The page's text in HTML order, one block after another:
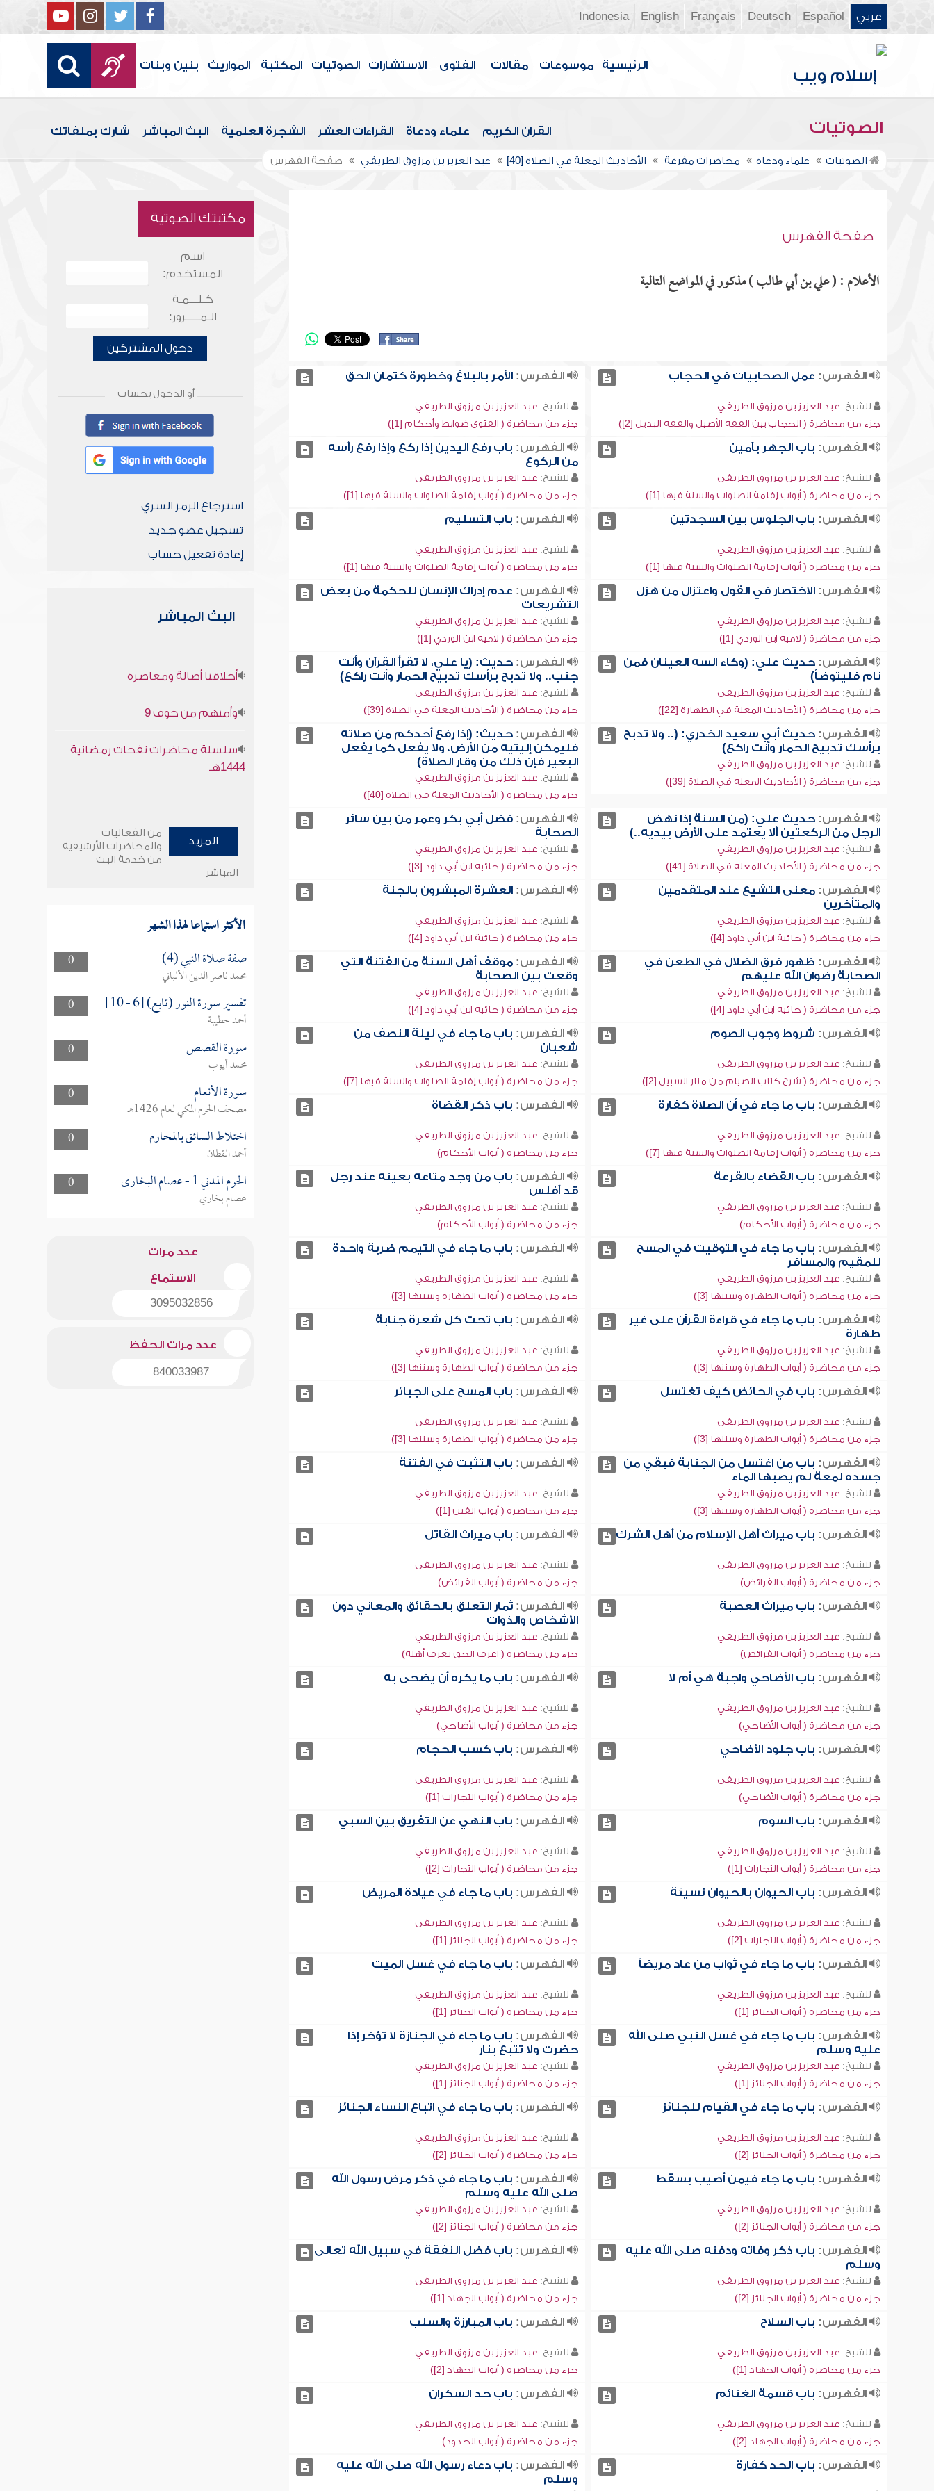
عربي Español
Deutsch
Français
English
Indonesia
الرئيسية موسوعات مقالات الفتوى الاستشارات الصوتيات المكتبة المواريث بنين وبنات
الصوتيات القرآن الكريم علماء ودعاة القراءات العشر الشجرة العلمية البث المباشر شارك بملفاتك
الصوتيات علماء ودعاة محاضرات مفرغة الأحاديث المعلة في الصلاة [40] عبد العزيز بن مرزوق الطريفي صفحة الفهرس
صفحة الفهرس
الأعلام : ( علي بن أبي طالب ) مذكور في المواضع التالية
الفهرس: عمل الصحابيات في الحجاب
للشيخ: عبد العزيز بن مرزوق الطريفي
جزء من محاضرة ( الحجاب بين الفقه الأصيل والفقه البديل [2])
الفهرس: الأمر بالبلاغ وخطورة كتمان الحق
للشيخ: عبد العزيز بن مرزوق الطريفي
جزء من محاضرة ( الفتوى ضوابط وأحكام [1])
الفهرس: باب الجهر بآمين
للشيخ: عبد العزيز بن مرزوق الطريفي
جزء من محاضرة ( أبواب إقامة الصلوات والسنة فيها [1])
الفهرس: باب رفع اليدين إذا ركع وإذا رفع رأسه
من الركوع
للشيخ: عبد العزيز بن مرزوق الطريفي
جزء من محاضرة ( أبواب إقامة الصلوات والسنة فيها [1])
الفهرس: باب الجلوس بين السجدتين
للشيخ: عبد العزيز بن مرزوق الطريفي
جزء من محاضرة ( أبواب إقامة الصلوات والسنة فيها [1])
الفهرس: باب التسليم
للشيخ: عبد العزيز بن مرزوق الطريفي
جزء من محاضرة ( أبواب إقامة الصلوات والسنة فيها [1])
الفهرس:الاختصار في القول واعتزال من هزل
للشيخ: عبد العزيز بن مرزوق الطريفي
جزء من محاضرة ( لامية ابن الوردي [1])
الفهرس: عدم إدراك الإنسان للحكمة من بعض
التشريعات
للشيخ: عبد العزيز بن مرزوق الطريفي
جزء من محاضرة ( لامية ابن الوردي [1])
الفهرس:حديث علي: (وكاء السه العينان فمن
نام فليتوضأ)
للشيخ: عبد العزيز بن مرزوق الطريفي
جزء من محاضرة ( الأحاديث المعلة في الطهارة [22])
الفهرس: حديث: (يا علي، لا تقرأ القرآن وأنت
جنب.. ولا تدبح برأسك تدبيح الحمار وأنت راكع)
للشيخ: عبد العزيز بن مرزوق الطريفي
جزء من محاضرة ( الأحاديث المعلة في الصلاة [39])
الفهرس:حديث أبي سعيد الخدري: (.. ولا تدبح
برأسك تدبيح الحمار وأنت راكع)
للشيخ: عبد العزيز بن مرزوق الطريفي
جزء من محاضرة ( الأحاديث المعلة في الصلاة [39])
الفهرس: حديث: (إذا رفع أحدكم من صلاته
فليمكن إليتيه من الأرض، ولا يفعل كما يفعل
البعير فإن ذلك من وقار الصلاة)
للشيخ: عبد العزيز بن مرزوق الطريفي
جزء من محاضرة ( الأحاديث المعلة في الصلاة [40])
الفهرس:حديث علي: (من السنة إذا نهض
الرجل من الركعتين ألا يعتمد على الأرض بيديه..)
للشيخ: عبد العزيز بن مرزوق الطريفي
جزء من محاضرة ( الأحاديث المعلة في الصلاة [41])
الفهرس: فضل أبي بكر وعمر من بين سائر
الصحابة
للشيخ: عبد العزيز بن مرزوق الطريفي
جزء من محاضرة ( حائية ابن أبي داود [3])
الفهرس:معنى التشيع عند المتقدمين
والمتأخرين
للشيخ: عبد العزيز بن مرزوق الطريفي
جزء من محاضرة ( حائية ابن أبي داود [4])
الفهرس: العشرة المبشرون بالجنة
للشيخ: عبد العزيز بن مرزوق الطريفي
جزء من محاضرة ( حائية ابن أبي داود [4])
الفهرس: ظهور فرق الضلال في الطعن في
الصحابة رضوان الله عليهم
للشيخ: عبد العزيز بن مرزوق الطريفي
جزء من محاضرة ( حائية ابن أبي داود [4])
الفهرس: موقف أهل السنة من الفتنة التي
وقعت بين الصحابة
للشيخ: عبد العزيز بن مرزوق الطريفي
جزء من محاضرة ( حائية ابن أبي داود [4])
الفهرس: شروط وجوب الصوم
للشيخ: عبد العزيز بن مرزوق الطريفي
جزء من محاضرة ( شرح كتاب الصيام من منار السبيل [2])
الفهرس: باب ما جاء في ليلة النصف من
شعبان
للشيخ: عبد العزيز بن مرزوق الطريفي
جزء من محاضرة ( أبواب إقامة الصلوات والسنة فيها [7])
الفهرس: باب ما جاء في أن الصلاة كفارة
للشيخ: عبد العزيز بن مرزوق الطريفي
جزء من محاضرة ( أبواب إقامة الصلوات والسنة فيها [7])
الفهرس: باب ذكر القضاة
للشيخ: عبد العزيز بن مرزوق الطريفي
جزء من محاضرة ( أبواب الأحكام)
الفهرس: باب القضاء بالقرعة
للشيخ: عبد العزيز بن مرزوق الطريفي
جزء من محاضرة ( أبواب الأحكام)
الفهرس: باب من وجد متاعه بعينه عند رجل
قد أفلس
للشيخ: عبد العزيز بن مرزوق الطريفي
جزء من محاضرة ( أبواب الأحكام)
الفهرس: باب ما جاء في التوقيت في المسح
للمقيم والمسافر
للشيخ: عبد العزيز بن مرزوق الطريفي
جزء من محاضرة ( أبواب الطهارة وسننها [3])
الفهرس: باب ما جاء في التيمم ضربة واحدة
للشيخ: عبد العزيز بن مرزوق الطريفي
جزء من محاضرة ( أبواب الطهارة وسننها [3])
الفهرس: باب ما جاء في قراءة القرآن على غير
طهارة
للشيخ: عبد العزيز بن مرزوق الطريفي
جزء من محاضرة ( أبواب الطهارة وسننها [3])
الفهرس: باب تحت كل شعرة جنابة
للشيخ: عبد العزيز بن مرزوق الطريفي
جزء من محاضرة ( أبواب الطهارة وسننها [3])
الفهرس: باب في الحائض كيف تغتسل
للشيخ: عبد العزيز بن مرزوق الطريفي
جزء من محاضرة ( أبواب الطهارة وسننها [3])
الفهرس: باب المسح على الجبائر
للشيخ: عبد العزيز بن مرزوق الطريفي
جزء من محاضرة ( أبواب الطهارة وسننها [3])
الفهرس: باب من اغتسل من الجنابة فبقي من
جسده لمعة لم يصبها الماء
للشيخ: عبد العزيز بن مرزوق الطريفي
جزء من محاضرة ( أبواب الطهارة وسننها [3])
الفهرس: باب التثبت في الفتنة
للشيخ: عبد العزيز بن مرزوق الطريفي
جزء من محاضرة ( أبواب الفتن [1])
الفهرس: باب ميراث أهل الإسلام من أهل الشرك
للشيخ: عبد العزيز بن مرزوق الطريفي
جزء من محاضرة ( أبواب الفرائض)
الفهرس: باب ميراث القاتل
للشيخ: عبد العزيز بن مرزوق الطريفي
جزء من محاضرة ( أبواب الفرائض)
الفهرس: باب ميراث العصبة
للشيخ: عبد العزيز بن مرزوق الطريفي
جزء من محاضرة ( أبواب الفرائض)
الفهرس: ثمار التعلق بالحقائق والمعاني دون
الأشخاص والذوات
للشيخ: عبد العزيز بن مرزوق الطريفي
جزء من محاضرة ( اعرف الحق تعرف أهله)
الفهرس: باب الأضاحي واجبة هي أم لا
للشيخ: عبد العزيز بن مرزوق الطريفي
جزء من محاضرة ( أبواب الأضاحي)
الفهرس: باب ما يكره أن يضحى به
للشيخ: عبد العزيز بن مرزوق الطريفي
جزء من محاضرة ( أبواب الأضاحي)
الفهرس: باب جلود الأضاحي
للشيخ: عبد العزيز بن مرزوق الطريفي
جزء من محاضرة ( أبواب الأضاحي)
الفهرس: باب كسب الحجام
للشيخ: عبد العزيز بن مرزوق الطريفي
جزء من محاضرة ( أبواب التجارات [1])
الفهرس: باب السوم
للشيخ: عبد العزيز بن مرزوق الطريفي
جزء من محاضرة ( أبواب التجارات [1])
الفهرس: باب النهي عن التفريق بين السبي
للشيخ: عبد العزيز بن مرزوق الطريفي
جزء من محاضرة ( أبواب التجارات [2])
الفهرس: باب الحيوان بالحيوان نسيئة
للشيخ: عبد العزيز بن مرزوق الطريفي
جزء من محاضرة ( أبواب التجارات [2])
الفهرس: باب ما جاء في عيادة المريض
للشيخ: عبد العزيز بن مرزوق الطريفي
جزء من محاضرة ( أبواب الجنائز [1])
الفهرس: باب ما جاء في ثواب من عاد مريضاً
للشيخ: عبد العزيز بن مرزوق الطريفي
جزء من محاضرة ( أبواب الجنائز [1])
الفهرس: باب ما جاء في غسل الميت
للشيخ: عبد العزيز بن مرزوق الطريفي
جزء من محاضرة ( أبواب الجنائز [1])
الفهرس: باب ما جاء في غسل النبي صلى الله
عليه وسلم
للشيخ: عبد العزيز بن مرزوق الطريفي
جزء من محاضرة ( أبواب الجنائز [1])
الفهرس: باب ما جاء في الجنازة لا تؤخر إذا
حضرت ولا تتبع بنار
للشيخ: عبد العزيز بن مرزوق الطريفي
جزء من محاضرة ( أبواب الجنائز [1])
الفهرس: باب ما جاء في القيام للجنائز
للشيخ: عبد العزيز بن مرزوق الطريفي
جزء من محاضرة ( أبواب الجنائز [2])
الفهرس: باب ما جاء في اتباع النساء الجنائز
للشيخ: عبد العزيز بن مرزوق الطريفي
جزء من محاضرة ( أبواب الجنائز [2])
الفهرس: باب ما جاء فيمن أصيب بسقط
للشيخ: عبد العزيز بن مرزوق الطريفي
جزء من محاضرة ( أبواب الجنائز [2])
الفهرس: باب ما جاء في ذكر مرض رسول الله
صلى الله عليه وسلم
للشيخ: عبد العزيز بن مرزوق الطريفي
جزء من محاضرة ( أبواب الجنائز [2])
الفهرس: باب ذكر وفاته ودفنه صلى الله عليه
وسلم
للشيخ: عبد العزيز بن مرزوق الطريفي
جزء من محاضرة ( أبواب الجنائز [2])
الفهرس: باب فضل النفقة في سبيل الله تعالى
للشيخ: عبد العزيز بن مرزوق الطريفي
جزء من محاضرة ( أبواب الجهاد [1])
الفهرس: باب السلاح
للشيخ: عبد العزيز بن مرزوق الطريفي
جزء من محاضرة ( أبواب الجهاد [1])
الفهرس: باب المبارزة والسلب
للشيخ: عبد العزيز بن مرزوق الطريفي
جزء من محاضرة ( أبواب الجهاد [2])
الفهرس: باب قسمة الغنائم
للشيخ: عبد العزيز بن مرزوق الطريفي
جزء من محاضرة ( أبواب الجهاد [2])
الفهرس: باب حد السكران
للشيخ: عبد العزيز بن مرزوق الطريفي
جزء من محاضرة ( أبواب الحدود)
الفهرس: باب الحد كفارة الفهرس: باب دعاء رسول الله صلى الله عليه
وسلم
مكتبتك الصوتية
اسم
المستخدم:
كـلـــمـة
الـمـــــرور:
دخول المشتركين
أو الدخول بحساب
استرجاع الرمز السري
تسجيل عضو جديد
إعادة تفعيل حساب
البث المباشر
أخلاقنا أصالة ومعاصرة
وأمنهم من خوف 9
سلسلة محاضرات نفحات رمضانية
1444هـ
المزيد
من الفعاليات
والمحاضرات الأرشيفية
من خدمة البث
المباشر
الأكثر استماعا لهذا الشهر
0 صفة صلاة النبي (4)
محمد ناصر الدين الألباني
0
تفسير سورة النور (تابع) [6 - 10]
أحمد حطيبة
0
سورة القصص
محمد أيوب
0
سورة الأنعام
مصحف الحرم المكي لعام 1426هـ
0
اختلاط السائق بالمحارم
أحمد القطان
0
الحرم المدني 1 - عصام البخارى
عصام بخاري
عدد مرات
الاستماع
3095032856
عدد مرات الحفظ
840033987